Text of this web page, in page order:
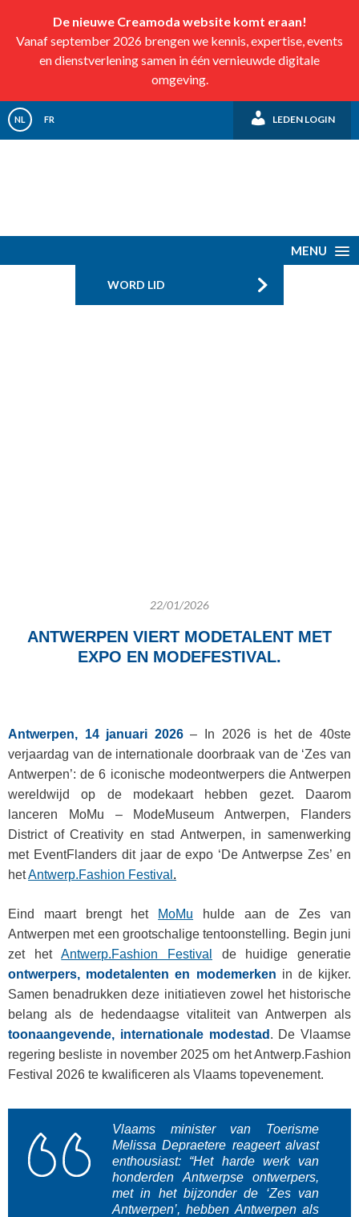
De nieuwe Creamoda website komt eraan!
Vanaf september 2026 brengen we kennis, expertise, events
en dienstverlening samen in één vernieuwde digitale
omgeving.
NL FR LEDEN LOGIN
MENU
WORD LID
22/01/2026
ANTWERPEN VIERT MODETALENT MET
EXPO EN MODEFESTIVAL.
Antwerpen, 14 januari 2026– I n 2026 is het de 40ste
verjaardag van de internationale doorbraak van de ‘Zes van
Antwerpen’: de 6 iconische modeontwerpers die Antwerpen
wereldwijd op de modekaart hebben gezet. Daarom
lanceren MoMu – ModeMuseum Antwerpen, Flanders
District of Creativity en stad Antwerpen, in samenwerking
met EventFlanders dit jaar de expo ‘De Antwerpse Zes’ en
hetAntwerp.Fashion Festival .
Eind maart brengt het MoMu hulde aan de Zes van
Antwerpen met een grootschalige tentoonstelling. Begin juni
zet hetAntwerp.Fashion Festival
de huidige generatie
ontwerpers, modetalenten en modemerken in de kijker.
Samen benadrukken deze initiatieven zowel het historische
belang als de hedendaagse vitaliteit van Antwerpen als
toonaangevende, internationale modestad . De Vlaamse
regering besliste in november 2025 om het Antwerp.Fashion
Festival 2026 te kwalificeren als Vlaams topevenement.
Vlaams minister van Toerisme
Melissa Depraetere reageert alvast
enthousiast: “Het harde werk van
honderden Antwerpse ontwerpers,
met in het bijzonder de ‘Zes van
Antwerpen’, hebben Antwerpen als